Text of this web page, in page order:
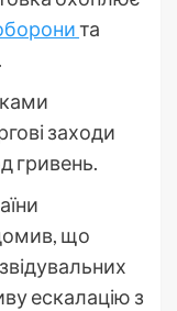
та
заходи
гривень.
що
ескалацію з